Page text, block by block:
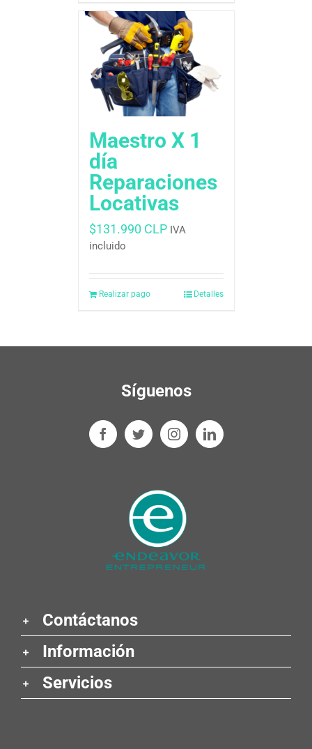
Maestro X 1
día
Reparaciones
Locativas
$131.990 CLP IVA
incluido
Realizar pago Detalles
Síguenos
Contáctanos
Información
Servicios